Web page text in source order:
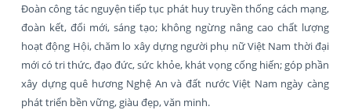
Đoàn công tác nguyện tiếp tục phát huy truyền thống cách mạng,
đoàn kết, đổi mới, sáng tạo; không ngừng nâng cao chất lượng
hoạt động Hội, chăm lo xây dựng người phụ nữ Việt Nam thời đại
mới có tri thức, đạo đức, sức khỏe, khát vọng cống hiến; góp phần
xây dựng quê hương Nghệ An và đất nước Việt Nam ngày càng
phát triển bền vững, giàu đẹp, văn minh.